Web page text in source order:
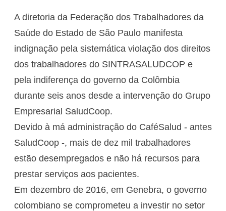
A diretoria da Federação dos Trabalhadores da
Saúde do Estado de São Paulo manifesta
indignação pela sistemática violação dos direitos
dos trabalhadores do SINTRASALUDCOP e
pela indiferença do governo da Colômbia
durante seis anos desde a intervenção do Grupo
Empresarial SaludCoop.
Devido à má administração do CaféSalud - antes
SaludCoop -, mais de dez mil trabalhadores
estão desempregados e não há recursos para
prestar serviços aos pacientes.
Em dezembro de 2016, em Genebra, o governo
colombiano se comprometeu a investir no setor